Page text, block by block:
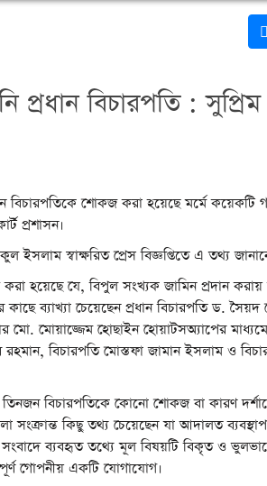
বিচারপতি : সুপ্রিম
বিচারপতিকে শোকজ করা হয়েছে মর্মে কয়েকটি
প্রশাসন।
ইসলাম স্বাক্ষরিত প্রেস বিজ্ঞপ্তিতে এ তথ্য
করা হয়েছে যে, বিপুল সংখ্যক জামিন প্রদান করায়
ব্যাখ্যা চেয়েছেন প্রধান বিচারপতি ড. সৈয়দ
মো. মোয়াজ্জেম হোছাইন হোয়াটসঅ্যাপের
বিচারপতি মোস্তফা জামান ইসলাম ও
তিনজন বিচারপতিকে কোনো শোকজ বা কারণ
সংক্রান্ত কিছু তথ্য চেয়েছেন যা আদালত
সংবাদে ব্যবহৃত তথ্যে মূল বিষয়টি বিকৃত ও
গোপনীয় একটি যোগাযোগ।